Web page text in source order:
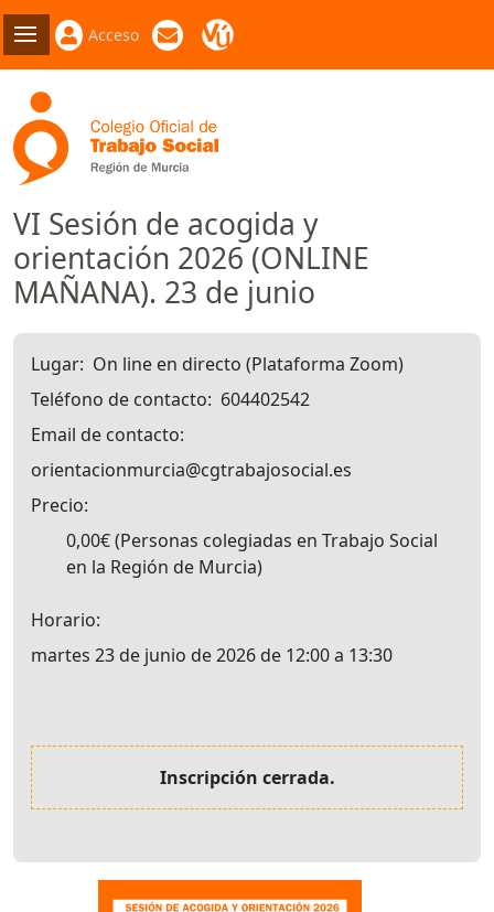
Acceso
VI Sesión de acogida y
orientación 2026 (ONLINE
MAÑANA). 23 de junio
Lugar On line en directo (Plataforma Zoom)
Teléfono de contacto
604402542
Email de contacto
orientacionmurcia@cgtrabajosocial.es
Precio
0,00€ Personas colegiadas en Trabajo Social
en la Región de Murcia
Horario
martes 23 de junio de 2026 de 12:00 a 13:30
Inscripción cerrada.